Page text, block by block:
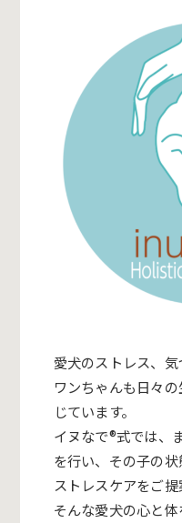
愛犬のストレス、
ワンちゃんも日々
じています。
イヌなで®式では、
を行い、その子の
ストレスケアをご提
そんな愛犬の心と